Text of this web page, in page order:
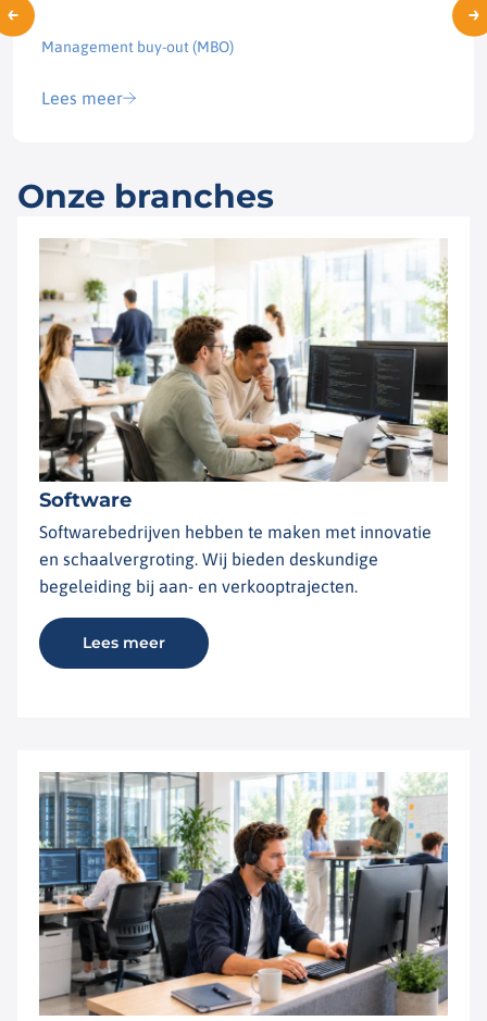
Management buy-out (MBO)​
Lees meer
Onze branches
Software
Softwarebedrijven hebben te maken met innovatie
en schaalvergroting. Wij bieden deskundige
begeleiding bij aan- en verkooptrajecten.
Lees meer